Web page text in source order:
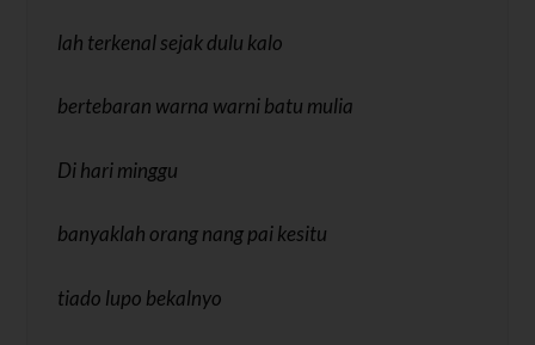
lah terkenal sejak dulu kalo
bertebaran warna warni batu mulia
Di hari minggu
banyaklah orang nang pai kesitu
tiado lupo bekalnyo